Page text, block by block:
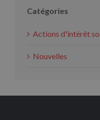
Catégories
Actions d'intérêt
Nouvelles